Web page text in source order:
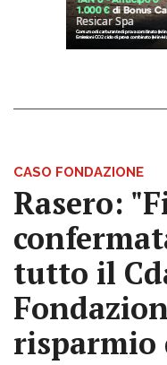
CASO FONDAZIONE
Rasero:
tutto il
risparmio